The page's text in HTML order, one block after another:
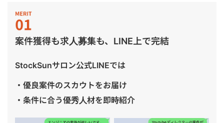
案件獲得も求人募集も、LINE上で完結
StockSunサロン公式LINEでは
・優良案件のスカウトをお届け
・条件に合う優秀人材を即時紹介